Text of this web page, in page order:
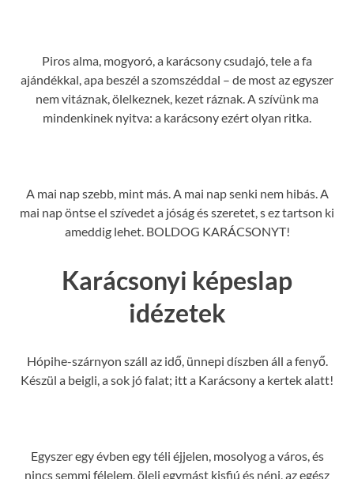
Piros alma, mogyoró, a karácsony csudajó, tele a fa
ajándékkal, apa beszél a szomszéddal – de most az egyszer
nem vitáznak, ölelkeznek, kezet ráznak. A szívünk ma
mindenkinek nyitva: a karácsony ezért olyan ritka.
A mai nap szebb, mint más. A mai nap senki nem hibás. A
mai nap öntse el szívedet a jóság és szeretet, s ez tartson ki
ameddig lehet. BOLDOG KARÁCSONYT!
Karácsonyi képeslap
idézetek
Hópihe-szárnyon száll az idő, ünnepi díszben áll a fenyő.
Készül a beigli, a sok jó falat; itt a Karácsony a kertek alatt!
Egyszer egy évben egy téli éjjelen, mosolyog a város, és
nincs semmi félelem, öleli egymást kisfiú és néni, az egész